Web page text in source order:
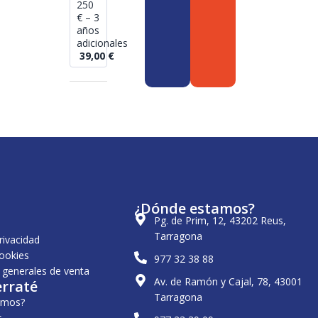
250
€ – 3
años
adicionales
39,00 €
de venta
¿Dónde estamos?
Pg. de Prim, 12, 43202 Reus,
Tarragona
977 32 38 88
Av. de Ramón y Cajal, 78, 43001
Tarragona